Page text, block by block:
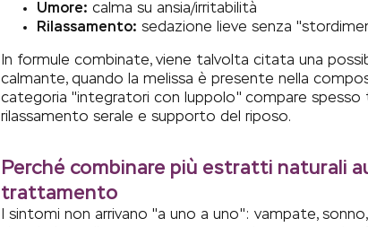
Umore: calma su ansia/irritabilità
Rilassamento: sedazione lieve senza
In formule combinate, viene talvolta citata una
calmante, quando la melissa è presente nella
categoria "integratori con luppolo" compare
rilassamento serale e supporto del riposo.
Perché combinare più estratti naturali
trattamento
I sintomi non arrivano "a uno a uno": vampate,